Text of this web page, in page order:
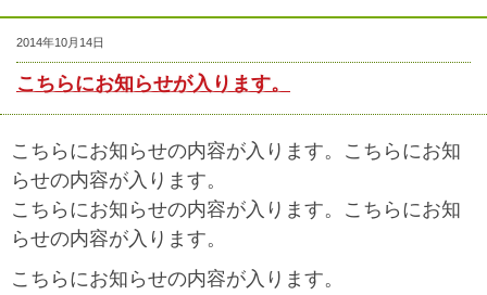
2014年10月14日
こちらにお知らせが入ります。
こちらにお知らせの内容が入ります。こちらにお知
らせの内容が入ります。
こちらにお知らせの内容が入ります。こちらにお知
らせの内容が入ります。
こちらにお知らせの内容が入ります。